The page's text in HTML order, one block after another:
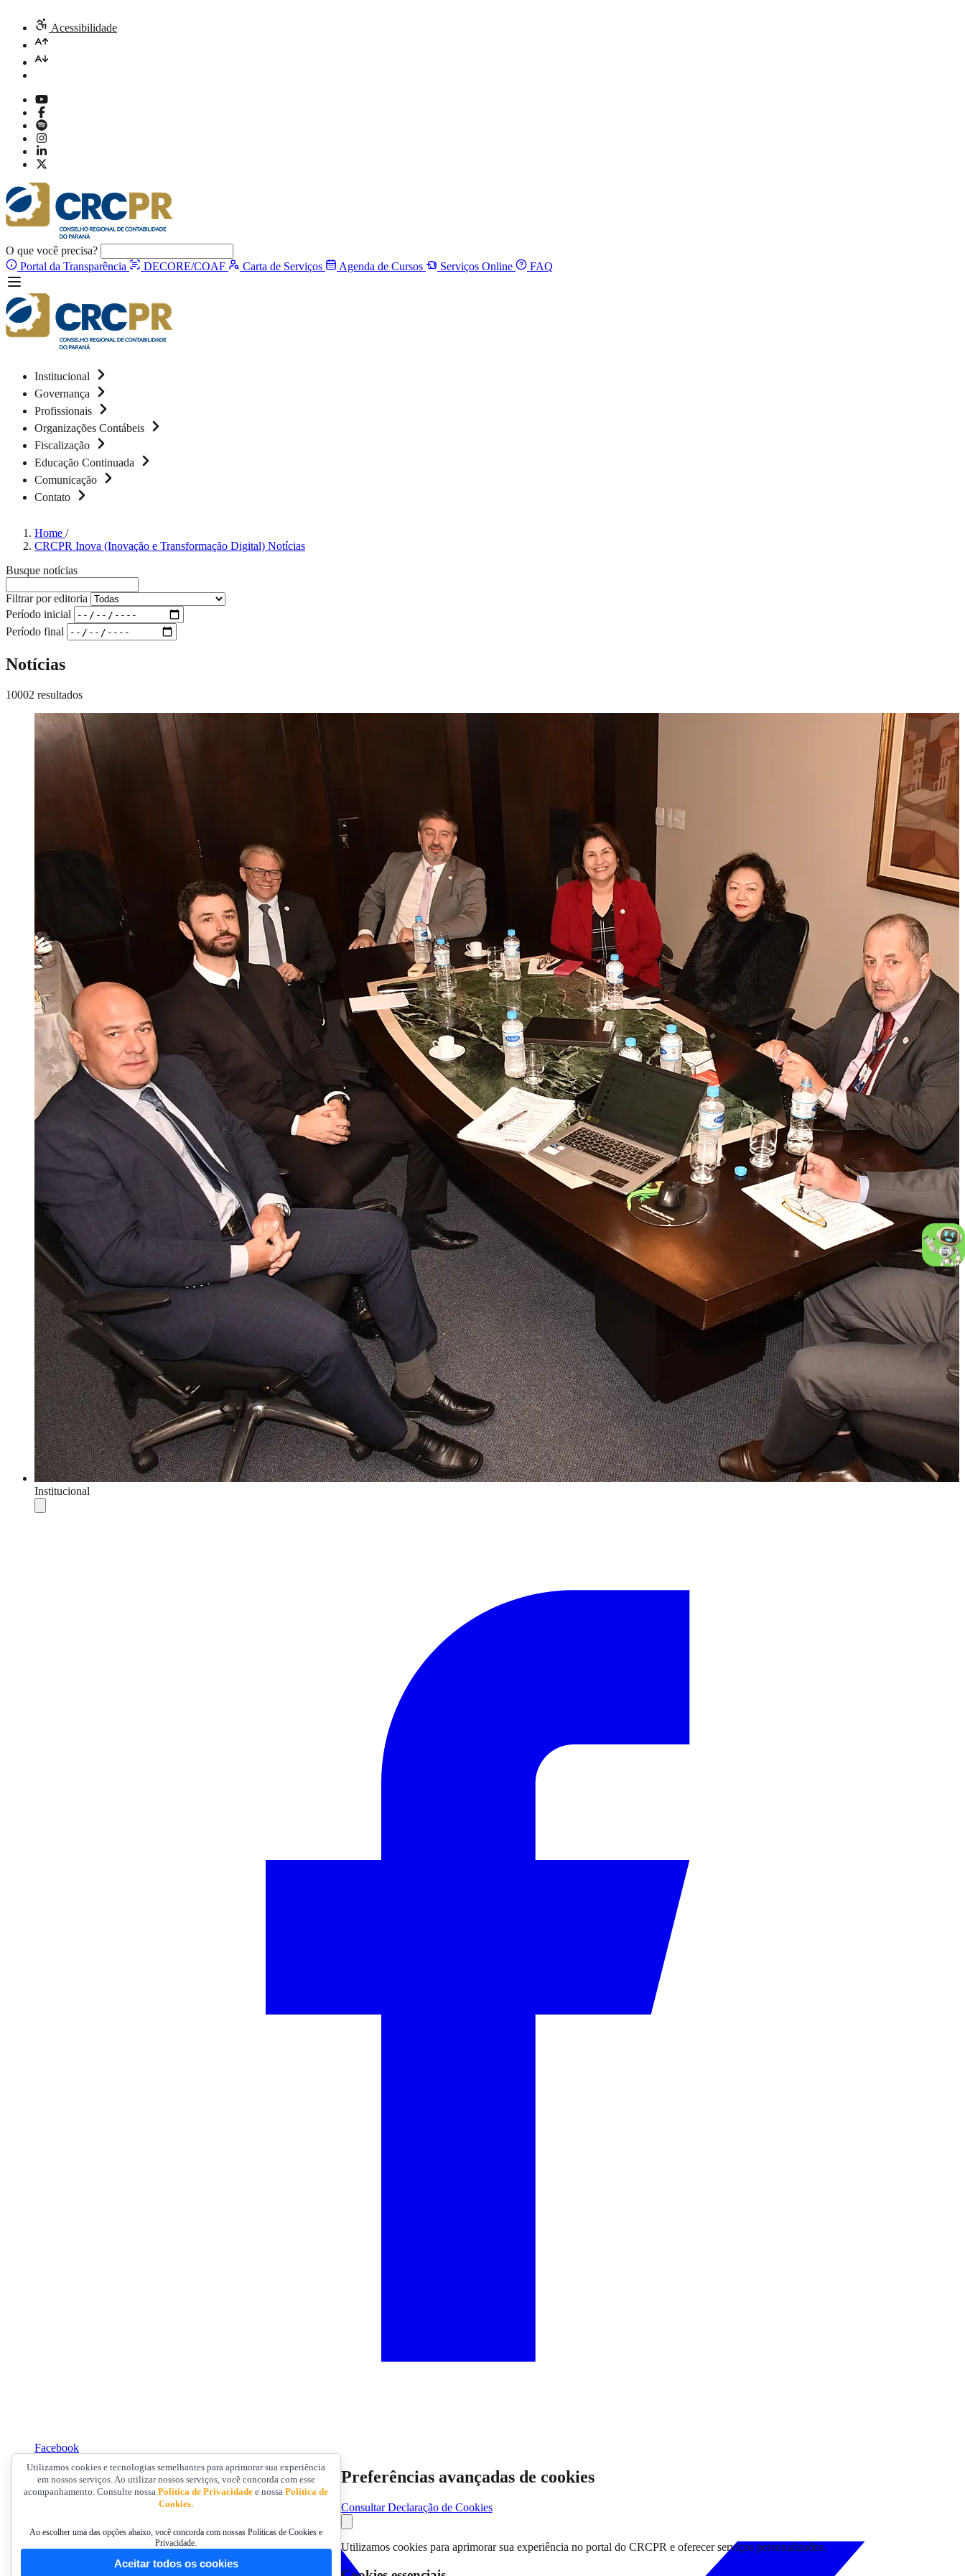
Acessibilidade
O que você precisa?
Portal da Transparência
DECORE/COAF Carta de Serviços Agenda de Cursos Serviços Online FAQ
Institucional
Governança
Profissionais
Organizações Contábeis
Fiscalização
Educação Continuada
Comunicação
Contato
Home /
CRCPR Inova (Inovação e Transformação Digital) Notícias
Busque notícias
Filtrar por editoria
Período inicial
Período final
Notícias
10002 resultados
Institucional
Compartilhar
Facebook
Utilizamos cookies e tecnologias semelhantes para aprimorar sua experiência
em nossos serviços. Ao utilizar nossos serviços, você concorda com esse
acompanhamento. Consulte nossaPolítica de Privacidade e nossaPolítica de
Cookies.
Ao escolher uma das opções abaixo, você concorda com nossas Políticas de Cookies e
Privacidade.
Aceitar todos os cookies
Preferências avançadas de cookies
Consultar Declaração de Cookies
Utilizamos cookies para aprimorar sua experiência no portal do CRCPR e oferecer serviços personalizados.